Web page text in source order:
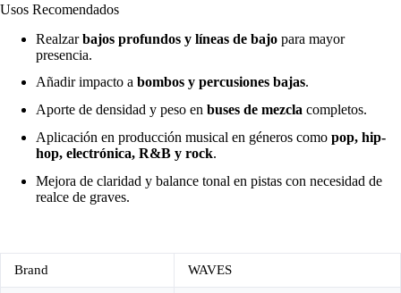
Usos Recomendados
Realzarbajos profundos y líneas de bajo para mayor
presencia.
Añadir impacto a bombos y percusiones bajas.
Aporte de densidad y peso en buses de mezcla completos.
Aplicación en producción musical en géneros como pop, hip-
hop, electrónica, R&B y rock.
Mejora de claridad y balance tonal en pistas con necesidad de
realce de graves.
Brand WAVES